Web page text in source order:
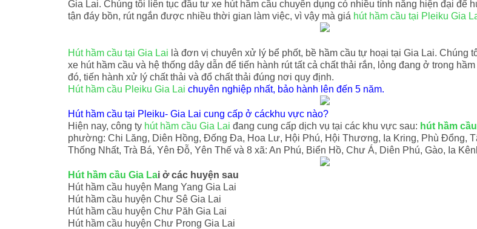
Gia Lai. Chúng tôi liên tục đầu tư xe hút hầm cầu chuyên dụng có nhiều tính năng hiện đại để
tận đáy bồn, rút ngắn được nhiều thời gian làm việc, vì vậy mà giá hút hầm cầu tại Pleiku Gia
Hút hầm cầu tại Gia Lai là đơn vị chuyên xử lý bể phốt, bề hầm cầu tự hoại tại Gia Lai. Chúng
xe hút hầm cầu và hệ thống dây dẫn để tiến hành rút tất cả chất thải rắn, lỏng đang ở trong
đó, tiến hành xử lý chất thải và đổ chất thải đúng nơi quy định.
Hút hầm cầu Pleiku Gia Lai chuyên nghiệp nhất, bảo hành lên đến 5 năm.
Hút hầm cầu tại Pleiku- Gia Lai cung cấp ở cáckhu vực nào?
Hiện nay, công ty hút hầm cầu Gia Lai đang cung cấp dịch vụ tại các khu vực sau: hút hầm
phường: Chi Lăng, Diên Hồng, Đống Đa, Hoa Lư, Hội Phú, Hội Thương, Ia Kring, Phù Đổng,
Thống Nhất, Trà Bá, Yên Đỗ, Yên Thế và 8 xã: An Phú, Biển Hồ, Chư Á, Diên Phú, Gào, Ia
Hút hầm cầu Gia Lai ở các huyện sau
Hút hầm cầu huyện Mang Yang Gia Lai
Hút hầm cầu huyện Chư Sê Gia Lai
Hút hầm cầu huyện Chư Păh Gia Lai
Hút hầm cầu huyện Chư Prong Gia Lai